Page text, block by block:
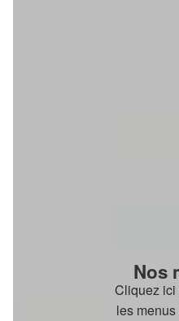
Nos
Cliquez ici
les